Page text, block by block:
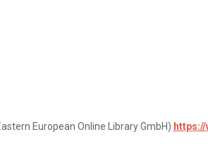
European Online Library GmbH)